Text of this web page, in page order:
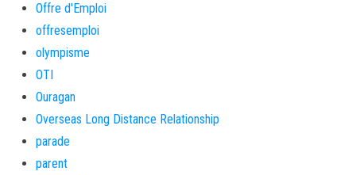
Offre d'Emploi
offresemploi
olympisme
OTI
Ouragan
Overseas Long Distance Relationship
parade
parent